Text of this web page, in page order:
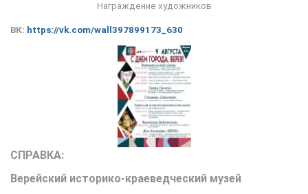
Награждение художников
ВК: https://vk.com/wall397899173_630
СПРАВКА:
Верейский историко-краеведческий музей